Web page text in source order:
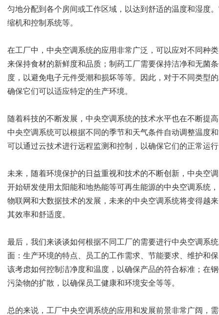
匀地分配到各个房间或工作区域，以达到舒适的温度和湿度
缩机和控制系统等。
在工厂中，中央空调系统的应用非常广泛，可以应对不同种
来保持食材的新鲜度和品质；制药工厂需要保持洁净和无菌
度，以避免电子元件受潮和损坏等等。因此，对于不同类型
确保它们可以适应特定的生产环境。
随着科技的不断发展，中央空调系统的技术水平也在不断提
中央空调系统可以根据不同的季节和天气条件自动调整温度
可以通过云技术进行远程监测和控制，以确保它们的正常运
未来，随着环境保护的日益重视和技术的不断创新，中央空
开始研发使用太阳能和地热能等可再生能源的中央空调系统
物联网和大数据技术的发展，未来的中央空调系统将变得越
其效率和舒适度。
最后，我们来谈谈如何根据不同工厂的需要进行中央空调系
面：生产环境的特点、员工的工作需求、节能要求、维护和
该考虑如何控制洁净度和温度，以确保产品的符合标准；在
污染物的扩散，以确保员工健康和环境安全等等。
总的来说， 工厂中央空调系统的应用和发展前景非常广阔，